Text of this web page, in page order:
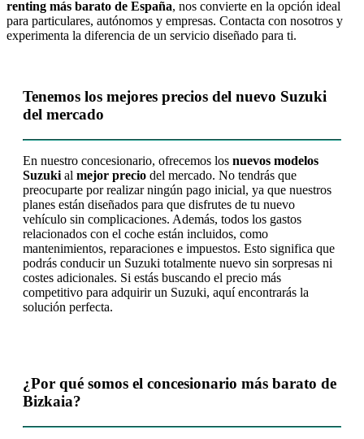
renting más barato de España, nos convierte en la opción ideal
para particulares, autónomos y empresas. Contacta con nosotros y
experimenta la diferencia de un servicio diseñado para ti.
Tenemos los mejores precios del nuevo Suzuki
del mercado
En nuestro concesionario, ofrecemos los nuevos modelos
Suzuki al mejor precio del mercado. No tendrás que
preocuparte por realizar ningún pago inicial, ya que nuestros
planes están diseñados para que disfrutes de tu nuevo
vehículo sin complicaciones. Además, todos los gastos
relacionados con el coche están incluidos, como
mantenimientos, reparaciones e impuestos. Esto significa que
podrás conducir un Suzuki totalmente nuevo sin sorpresas ni
costes adicionales. Si estás buscando el precio más
competitivo para adquirir un Suzuki, aquí encontrarás la
solución perfecta.
¿Por qué somos el concesionario más barato de
Bizkaia?